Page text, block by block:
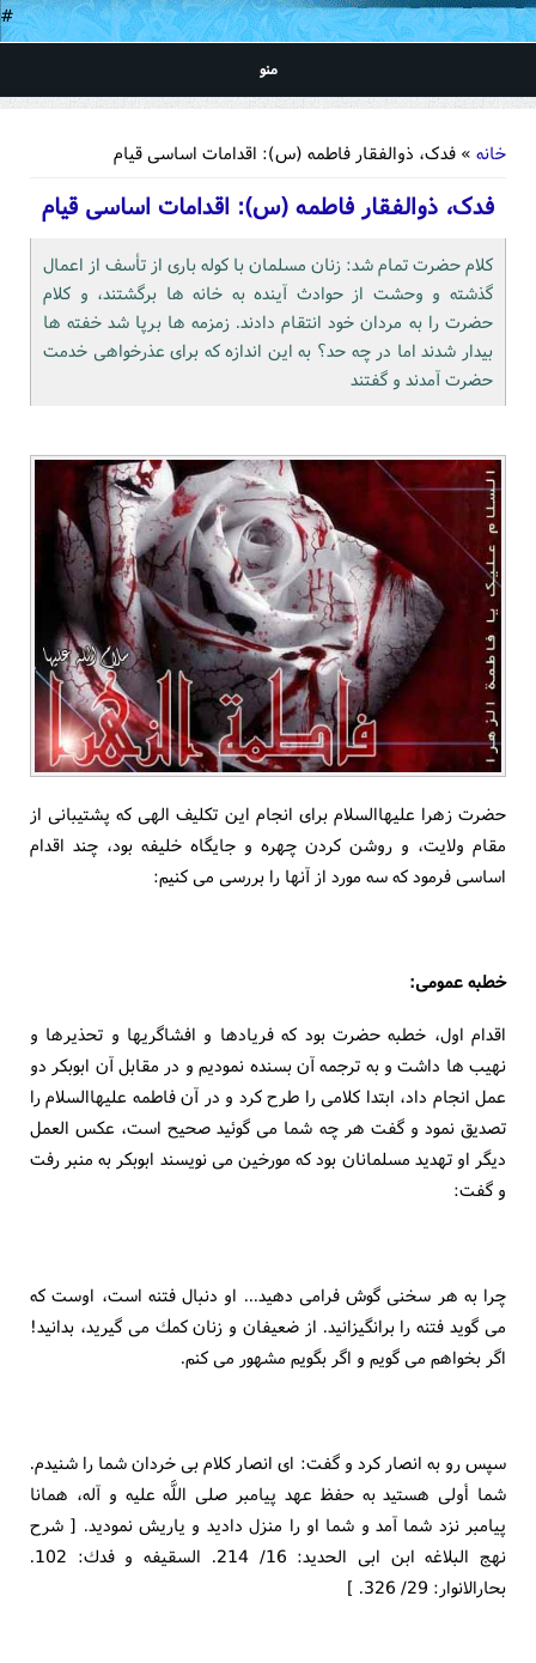
#
منو
خانه » فدک، ذوالفقار فاطمه (س): اقدامات اساسى قيام
فدک، ذوالفقار فاطمه (س): اقدامات اساسى قيام
كلام حضرت تمام شد: زنان مسلمان با كوله بارى از تأسف از اعمال
گذشته و وحشت از حوادث آينده به خانه ها برگشتند، و كلام
حضرت را به مردان خود انتقام دادند. زمزمه ها برپا شد خفته ها
بيدار شدند اما در چه حد؟ به اين اندازه كه براى عذرخواهى خدمت
حضرت آمدند و گفتند
حضرت زهرا عليهاالسلام براى انجام اين تكليف الهى كه پشتيبانى از
مقام ولايت، و روشن كردن چهره و جايگاه خليفه بود، چند اقدام
اساسى فرمود كه سه مورد از آنها را بررسى مى كنيم:
خطبه عمومى:
اقدام اول، خطبه حضرت بود كه فريادها و افشاگريها و تحذيرها و
نهيب ها داشت و به ترجمه آن بسنده نموديم و در مقابل آن ابوبكر دو
عمل انجام داد، ابتدا كلامى را طرح كرد و در آن فاطمه عليهاالسلام را
تصديق نمود و گفت هر چه شما مى گوئيد صحيح است، عكس العمل
ديگر او تهديد مسلمانان بود كه مورخين مى نويسند ابوبكر به منبر رفت
و گفت:
چرا به هر سخنى گوش فرامى دهيد... او دنبال فتنه است، اوست كه
مى گويد فتنه را برانگيزانيد. از ضعيفان و زنان كمك مى گيريد، بدانيد!
اگر بخواهم مى گويم و اگر بگويم مشهور مى كنم.
سپس رو به انصار كرد و گفت: اى انصار كلام بى خردان شما را شنيدم.
شما أولى هستيد به حفظ عهد پيامبر صلى اللَّه عليه و آله، همانا
پيامبر نزد شما آمد و شما او را منزل داديد و ياريش نموديد. [ شرح
نهج البلاغه ابن ابى الحديد: 16/ 214. السقيفه و فدك: 102.
بحارالانوار: 29/ 326. ]